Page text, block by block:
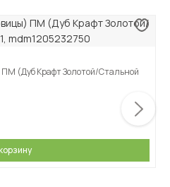
ПМ (Дуб Крафт Золотой/Стальной